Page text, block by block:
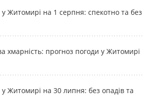
Житомирі на 1 серпня: спекотно та без
хмарність: прогноз погоди у Житомирі
Житомирі на 30 липня: без опадів та